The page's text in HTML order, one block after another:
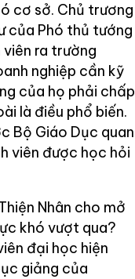
cơ sở. Chủ trương
của Phó thủ tướng
ra trường
nghiệp cần kỹ
của họ phải chấp
là điều phổ biến.
Bộ Giáo Dục quan
viên được học hỏi
Nhân cho mở
khó vượt qua?
đại học hiện
giảng của